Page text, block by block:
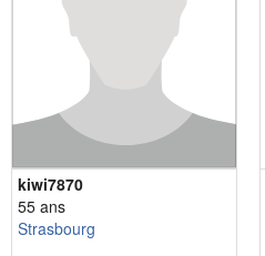
kiwi7870
55 ans
Strasbourg